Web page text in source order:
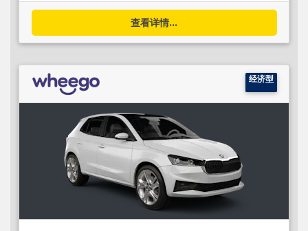
查看详情...
经济型